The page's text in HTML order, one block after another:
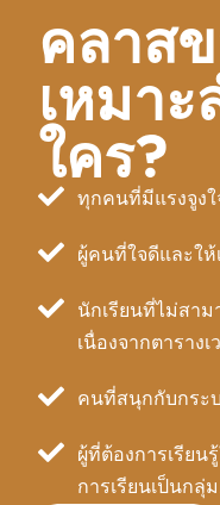
คลาสข
เหมา
ใคร?
ทุกคนที่มีแรงจูงใ
ผู้คนที่ใจดีและให้
นักเรียนที่ไม่สาม
เนื่องจากตาราง
คนที่สนุกกับกระบ
ผู้ที่ต้องการเรีย
การเรียนเป็นกลุ่ม.